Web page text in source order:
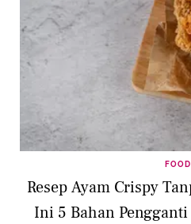
FOOD
Resep Ayam Crispy
Ini 5 Bahan